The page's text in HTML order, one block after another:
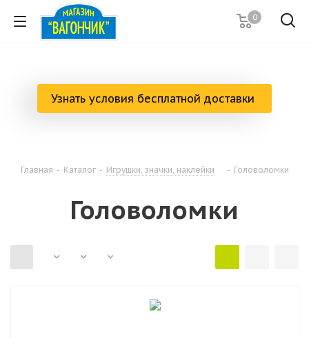
0
Узнать условия бесплатной доставки
Главная - Каталог - Игрушки, значки, наклейки - Головоломки
Головоломки